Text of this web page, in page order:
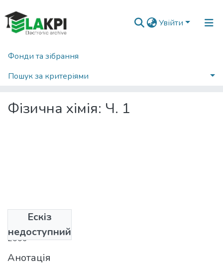
Увійти
Фонди та зібрання
Пошук за критеріями
Головна
Фізична хімія: Ч. 1
Ескіз
недоступний
Дата
2006
Анотація